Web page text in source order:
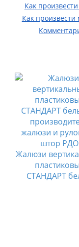
Как
Как произвести
Жалюзи
СТАНДАРТ